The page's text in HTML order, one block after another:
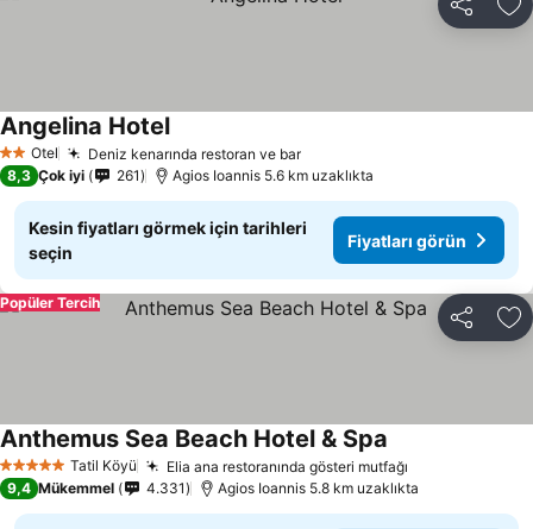
Paylaş
2 Yıldız
Otel Deniz kenarında restoran ve barFiyatları görün
Angelina HotelFiyatları görün
8,3 Çok iyi 261 Agios Ioannis 5.6 km uzaklıkta
Kesin fiyatları görmek için tarihleri
seçin
Fiyatları görün
Paylaş
Popüler Tercih
5 Yıldız Tatil Köyü Elia ana restoranında gösteri mutfağı
Anthemus Sea Beach Hotel & Spa
9,4 Mükemmel 4.331 Agios Ioannis 5.8 km uzaklıkta